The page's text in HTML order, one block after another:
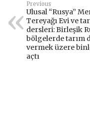
Previous
Ulusal “Rusya”
Tereyağı Evi ve
dersleri: Birleşik
bölgelerde tarım
vermek üzere
açtı